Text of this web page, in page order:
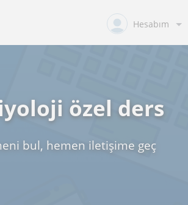
Hesabım
özel ders
bul, hemen iletişime geç